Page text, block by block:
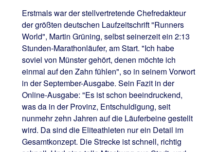
Erstmals war der stellvertretende Chefredakteur
der größten deutschen Laufzeitschrift "Runners
World", Martin Grüning, selbst seinerzeit ein 2:13
Stunden-Marathonläufer, am Start. "Ich habe
soviel von Münster gehört, denen möchte ich
einmal auf den Zahn fühlen", so in seinem Vorwort
in der September-Ausgabe. Sein Fazit in der
Online-Ausgabe: "Es ist schon beeindruckend,
was da in der Provinz, Entschuldigung, seit
nunmehr zehn Jahren auf die Läuferbeine gestellt
wird. Da sind die Eliteathleten nur ein Detail im
Gesamtkonzept. Die Strecke ist schnell, richtig